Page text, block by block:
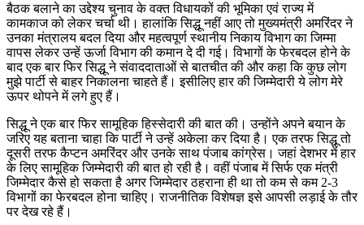
बैठक बलाने का उद्देश्य चुनाव के वक्त विधायकों की भूमिका एवं राज्य में
कामकाज को लेकर चर्चा थी। हालांकि सिद्धू नहीं आए तो मुख्यमंत्री अमरिंदर ने
उनका मंत्रालय बदल दिया और महत्वपूर्ण स्थानीय निकाय विभाग का जिम्मा
वापस लेकर उन्हें ऊर्जा विभाग की कमान दे दी गई। विभागों के फेरबदल होने के
बाद एक बार फिर सिद्धू ने संवाददाताओं से बातचीत की और कहा कि कुछ लोग
मुझे पार्टी से बाहर निकालना चाहते हैं। इसीलिए हार की जिम्मेदारी ये लोग मेरे
ऊपर थोपने में लगे हुए हैं।
सिद्धू ने एक बार फिर सामूहिक हिस्सेदारी की बात की। उन्होंने अपने बयान के
जरिए यह बताना चाहा कि पार्टी ने उन्हें अकेला कर दिया है। एक तरफ सिद्धू तो
दूसरी तरफ कैप्टन अमरिंदर और उनके साथ पंजाब कांग्रेस। जहां देशभर में हार
के लिए सामूहिक जिम्मेदारी की बात हो रही है। वहीं पंजाब में सिर्फ एक मंत्री
जिम्मेदार कैसे हो सकता है अगर जिम्मेदार ठहराना ही था तो कम से कम 2-3
विभागों का फेरबदल होना चाहिए। राजनीतिक विशेषज्ञ इसे आपसी लड़ाई के तौर
पर देख रहे हैं।